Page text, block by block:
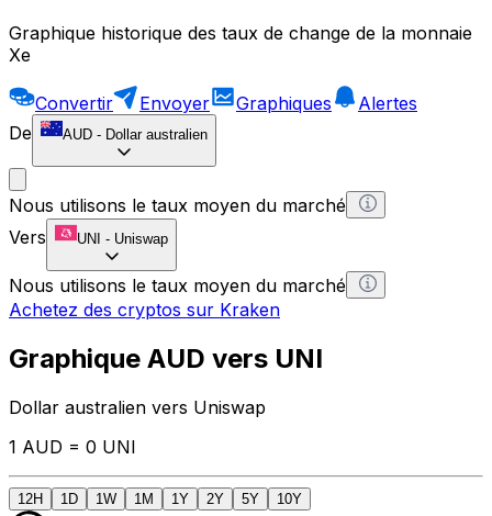
Graphique historique des taux de change de la monnaie
Xe
Convertir Envoyer Graphiques
Alertes
De
AUD - Dollar australien
Nous utilisons le taux moyen du marché
Vers
UNI - Uniswap
Nous utilisons le taux moyen du marché
Achetez des cryptos sur Kraken
Graphique AUD vers UNI
Dollar australien vers Uniswap
1 AUD = 0 UNI
12H 1D 1W 1M 1Y 2Y 5Y 10Y